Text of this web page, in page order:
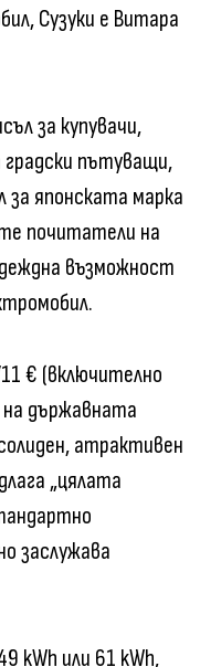
Сузуки е Витара
за купувачи,
пътуващи,
японската марка
почитатели на
възможност
€ (включително
държавната
атрактивен
„цялата
заслужава
kWh или 61 kWh,